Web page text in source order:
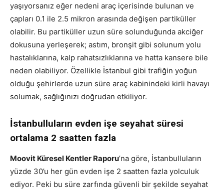
yaşıyorsanız eğer nedeni araç içerisinde bulunan ve
çapları 0.1 ile 2.5 mikron arasında değişen partiküller
olabilir. Bu partiküller uzun süre solunduğunda akciğer
dokusuna yerleşerek; astım, bronşit gibi solunum yolu
hastalıklarına, kalp rahatsızlıklarına ve hatta kansere bile
neden olabiliyor. Özellikle İstanbul gibi trafiğin yoğun
olduğu şehirlerde uzun süre araç kabinindeki kirli havayı
solumak, sağlığınızı doğrudan etkiliyor.
İstanbulluların evden işe seyahat süresi
ortalama 2 saatten fazla
Moovit Küresel Kentler Raporu’na göre, İstanbulluların
yüzde 30’u her gün evden işe 2 saatten fazla yolculuk
ediyor. Peki bu süre zarfında güvenli bir şekilde seyahat